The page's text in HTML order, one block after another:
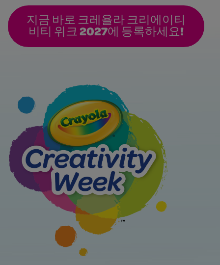
지금 바로 크레욜라 크리에이티
비티 위크 2027에 등록하세요!